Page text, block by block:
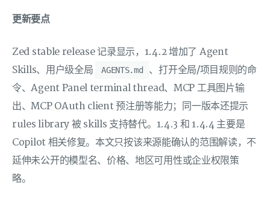
更新要点
Zed stable release 记录显示，1.4.2 增加了 Agent
Skills、用户级全局
AGENTS.md
、打开全局/项目规则的命
令、Agent Panel terminal thread、MCP 工具图片输
出、MCP OAuth client 预注册等能力；同一版本还提示
rules library 被 skills 支持替代。1.4.3 和 1.4.4 主要是
Copilot 相关修复。本文只按该来源能确认的范围解读，不
延伸未公开的模型名、价格、地区可用性或企业权限策
略。